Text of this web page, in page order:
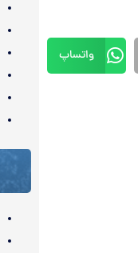
واتساپ